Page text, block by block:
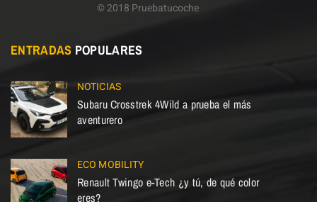
© 2018 Pruebatucoche
ENTRADAS POPULARES
NOTICIAS
Subaru Crosstrek 4Wild a prueba el más
aventurero
ECO MOBILITY
Renault Twingo e-Tech ¿y tú, de qué color
eres?